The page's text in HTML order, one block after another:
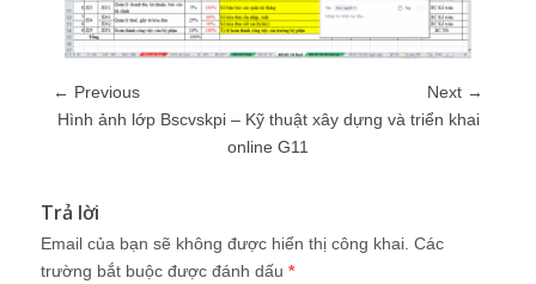
← Previous
Next →
Hình ảnh lớp Bscvskpi – Kỹ thuật xây dựng và triển khai
online G11
Trả lời
Email của bạn sẽ không được hiển thị công khai. Các
trường bắt buộc được đánh dấu *